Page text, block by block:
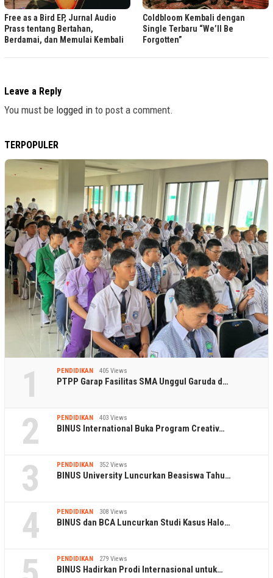
Free as a Bird EP, Jurnal Audio
Prass tentang Bertahan,
Berdamai, dan Memulai Kembali
Coldbloom Kembali dengan
Single Terbaru “We’ll Be
Forgotten”
Leave a Reply
You must be logged in to post a comment.
TERPOPULER
1 PENDIDIKAN 405 Views
PTPP Garap Fasilitas SMA Unggul Garuda d…
2 PENDIDIKAN 403 Views
BINUS International Buka Program Creativ…
3 PENDIDIKAN 352 Views
BINUS University Luncurkan Beasiswa Tahu…
4 PENDIDIKAN 308 Views
BINUS dan BCA Luncurkan Studi Kasus Halo…
PENDIDIKAN 279 Views
BINUS Hadirkan Prodi Internasional untuk…